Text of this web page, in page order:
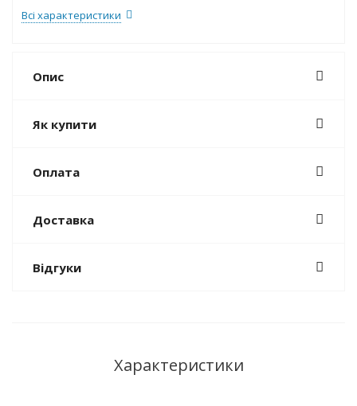
Всі характеристики
Опис
Як купити
Оплата
Доставка
Відгуки
Характеристики